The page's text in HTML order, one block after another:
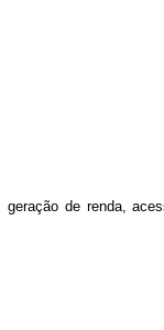
de renda,